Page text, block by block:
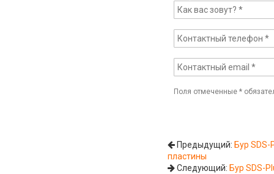
Поля отмеченные*
Предыдущий: Бур
пластины
Следующий: Бур SDS-